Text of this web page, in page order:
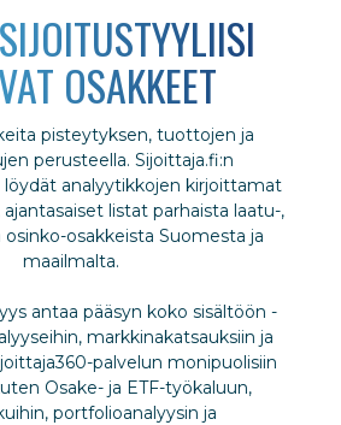
OSAKKEET
pisteytyksen, tuottojen ja
perusteella. Sijoittaja.fi:n
löydät analyytikkojen kirjoittamat
listat parhaista laatu-,
osinko-osakkeista Suomesta ja
maailmalta.
antaa pääsyn koko sisältöön -
markkinakatsauksiin ja
palvelun monipuolisiin
Osake- ja ETF-työkaluun,
portfolioanalyysin ja